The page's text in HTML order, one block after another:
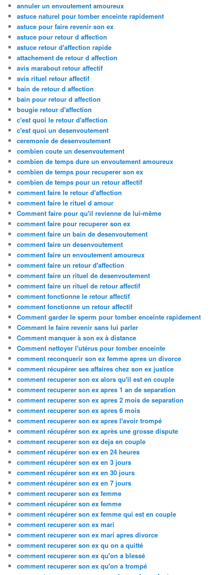
annuler un envoutement amoureux
astuce naturel pour tomber enceinte rapidement
astuce pour faire revenir son ex
astuce pour retour d affection
astuce retour d'affection rapide
attachement de retour d affection
avis marabout retour affectif
avis rituel retour affectif
bain de retour d affection
bain pour retour d affection
bougie retour d'affection
c'est quoi le retour d'affection
c'est quoi un desenvoutement
ceremonie de desenvoutement
combien coute un desenvoutement
combien de temps dure un envoutement amoureux
combien de temps pour recuperer son ex
combien de temps pour un retour affectif
comment faire le retour d'affection
comment faire le rituel d amour
Comment faire pour qu'il revienne de lui-même
comment faire pour recuperer son ex
comment faire un bain de desenvoutement
comment faire un desenvoutement
comment faire un envoutement amoureux
comment faire un retour d'affection
comment faire un rituel de desenvoutement
comment faire un rituel de retour affectif
comment fonctionne le retour affectif
comment fonctionne un retour affectif
Comment garder le sperm pour tomber enceinte rapidement
Comment le faire revenir sans lui parler
Comment manquer à son ex à distance
Comment nettoyer l'utérus pour tomber enceinte
comment reconquerir son ex femme apres un divorce
comment récupérer ses affaires chez son ex justice
comment recuperer son ex alors qu'il est en couple
comment recuperer son ex apres 1 an de separation
comment recuperer son ex apres 2 mois de separation
comment recuperer son ex apres 6 mois
comment recuperer son ex apres l'avoir trompé
comment récupérer son ex après une grosse dispute
comment recuperer son ex deja en couple
comment récupérer son ex en 24 heures
comment récupérer son ex en 3 jours
comment récupérer son ex en 30 jours
comment récupérer son ex en 7 jours
comment recuperer son ex femme
comment récupérer son ex femme
comment récupérer son ex femme qui est en couple
comment recuperer son ex mari
comment recuperer son ex mari apres divorce
comment recuperer son ex qu on a quitté
comment recuperer son ex qu'on a blessé
comment recuperer son ex qu'on a trompé